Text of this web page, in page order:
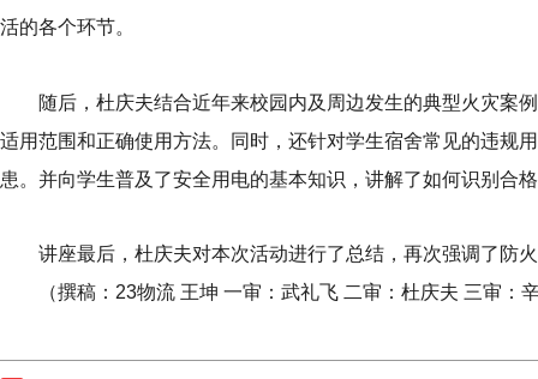
宿州
工程
技术
校长信箱（监督举
ahgcjsxx@126.com
活的各个环节。
随后，杜庆夫结合近年来校园内及周边发生的典型火灾案
适用范围和正确使用方法。同时，还针对学生宿舍常见的违规
患。并向学生普及了安全用电的基本知识，讲解了如何识别合
讲座最后，杜庆夫对本次活动进行了总结，再次强调了防
（撰稿：23物流 王坤 一审：武礼飞 二审：杜庆夫 三审：